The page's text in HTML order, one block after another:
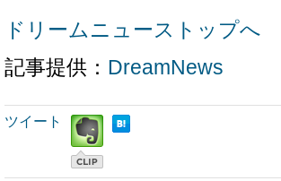
ドリームニューストップへ
記事提供： DreamNews
ツイート